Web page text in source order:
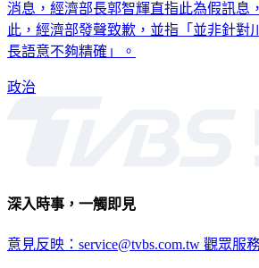
消息，經濟部長郭智輝直指此為假訊息
此，經濟部發聲致歉，並指「並非針對
長語意不夠精確」。
政治
深入時事，一觸即見
意見反映：service@tvbs.com.tw 觀眾服